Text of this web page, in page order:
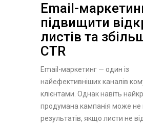
Email-
підвищити
листів та
CTR
Email-маркетинг — один із
найефективніших каналів
клієнтами. Однак навіть
продумана кампанія може не
результатів, якщо листи не